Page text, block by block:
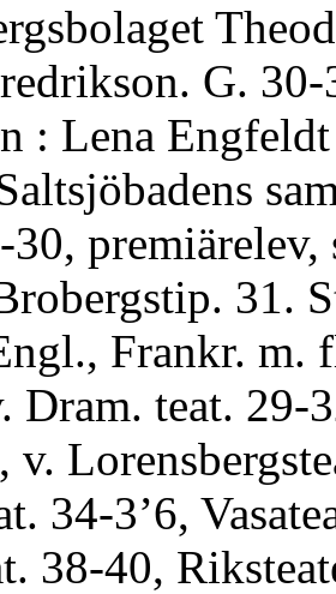
G.
: Lena
premiärelev,
31.
Frankr. m.
Dram. teat. 29-
34-3’6,
38-40,